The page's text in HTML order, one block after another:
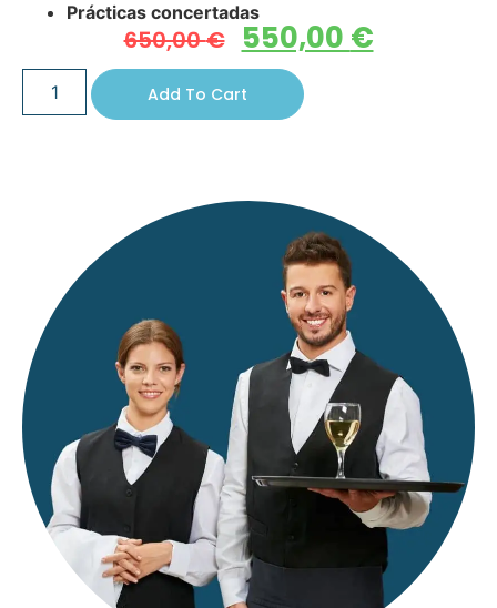
Prácticas concertadas
650,00€ 550,00 €
Add To Cart